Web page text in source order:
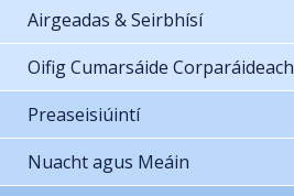
Airgeadas & Seirbhísí
Oifig Cumarsáide Corparáideach
Preaseisiúintí
Nuacht agus Meáin